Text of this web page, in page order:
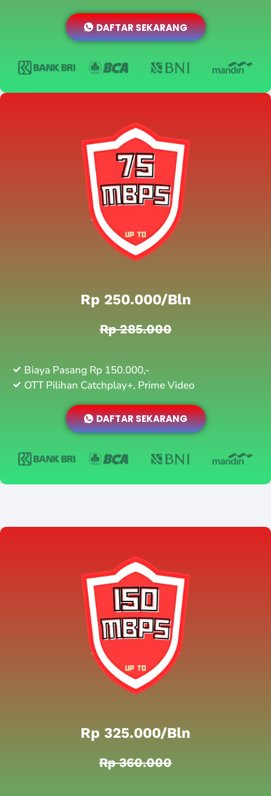
DAFTAR SEKARANG
Rp 250.000/bln
Rp 285.000
Biaya Pasang Rp 150.000,-
OTT Pilihan Catchplay+, Prime Video
DAFTAR SEKARANG
Rp 325.000/bln
Rp 360.000